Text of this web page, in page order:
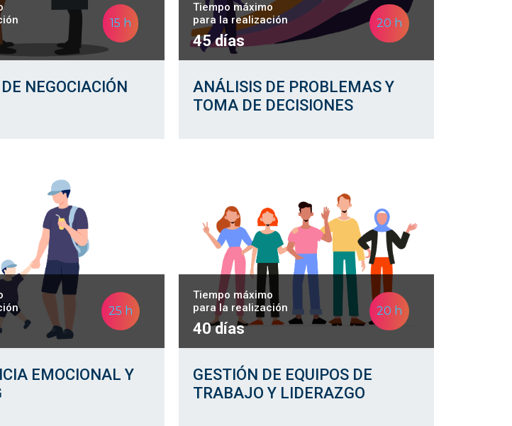
15 h
NEGOCIACIÓN
Tiempo máximo
para la realización
45 días
20 h
ANÁLISIS DE PROBLEMAS Y
TOMA DE DECISIONES
25 h
EMOCIONAL Y
Tiempo máximo
para la realización
40 días
20 h
GESTIÓN DE EQUIPOS DE
TRABAJO Y LIDERAZGO